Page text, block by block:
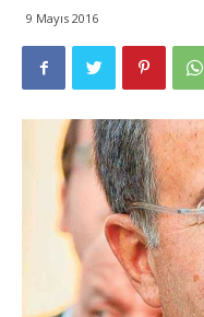
9 Mayıs 2016